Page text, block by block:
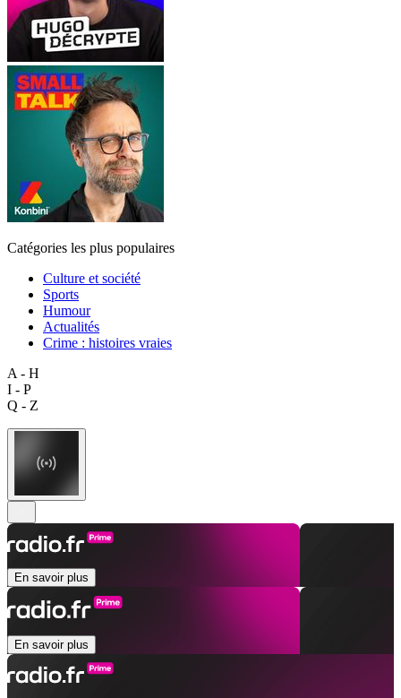
Catégories les plus populaires
Culture et société
Sports
Humour
Actualités
Crime : histoires vraies
A - H
I - P
Q - Z
En savoir plus
En savoir plus